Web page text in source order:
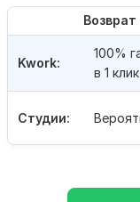
Студии:
Kwork:
100%
в 1 клик